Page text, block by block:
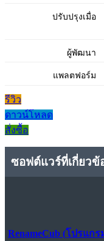
ปรับปรุงเมื่อ
ผู้พัฒนา
แพลตฟอร์ม
รีวิว
ดาวน์โหลด
สั่งซื้อ
ซอฟต์แวร์ที่เกี่ยวข้
RenameCub (โปรแก